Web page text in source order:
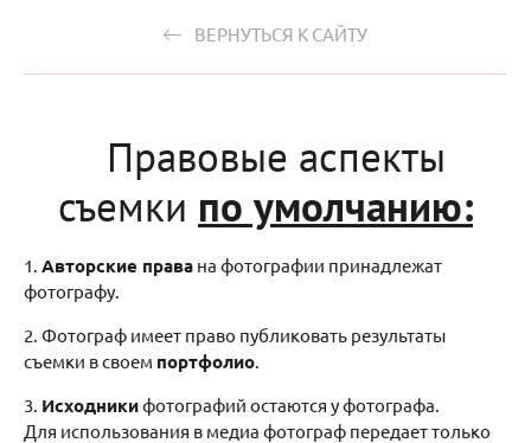
ВЕРНУТЬСЯ К САЙТУ
Правовые аспекты
съемки по умолчанию:
1. Авторские права на фотографии принадлежат
фотографу.
2. Фотограф имеет право публиковать результаты
съемки в своем портфолио
3. Исходникифотографий остаются у фотографа.
Для использования в медиа фотограф передает только